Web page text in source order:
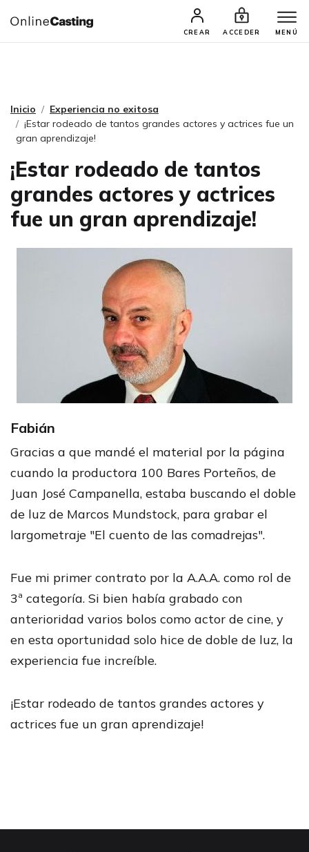
CREAR ACCEDER MENÚ
CASTINGS Y AUDICIONES TALENTOS
Inicio
Experiencia no exitosa
¡Estar rodeado de tantos grandes actores y actrices fue un
gran aprendizaje!
¡Estar rodeado de tantos
grandes actores y actrices
fue un gran aprendizaje!
Fabián
Gracias a que mandé el material por la página
cuando la productora 100 Bares Porteños, de
Juan José Campanella, estaba buscando el doble
de luz de Marcos Mundstock, para grabar el
largometraje "El cuento de las comadrejas".
Fue mi primer contrato por la A.A.A. como rol de
3ª categoría. Si bien había grabado con
anterioridad varios bolos como actor de cine, y
en esta oportunidad solo hice de doble de luz, la
experiencia fue increíble.
¡Estar rodeado de tantos grandes actores y
actrices fue un gran aprendizaje!